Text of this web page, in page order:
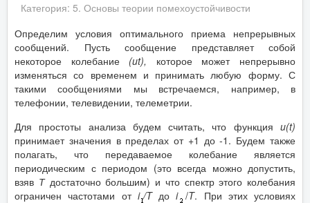
Категория: 5. Основы теории помехоустойчивости
Определим условия оптимального приема непрерывных
сообщений. Пусть сообщение представляет собой
некоторое колебание (ut), которое может непрерывно
изменяться со временем и принимать любую форму. С
такими сообщениями мы встречаемся, например, в
телефонии, телевидении, телеметрии.
Для простоты анализа будем считать, что функция u(t)
принимает значения в пределах от +1 до -1. Будем также
полагать, что передаваемое колебание является
периодическим с периодом (это всегда можно допустить,
взяв Т достаточно большим) и что спектр этого колебания
ограничен частотами от i /Tдоi /T. При этих условиях